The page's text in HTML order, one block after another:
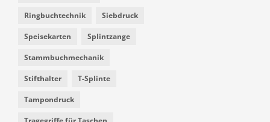
Ringbuchtechnik Siebdruck
Speisekarten Splintzange
Stammbuchmechanik
Stifthalter T-Splinte
Tampondruck